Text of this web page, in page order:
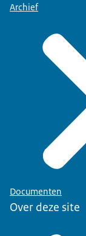
Archief
Documenten
Over deze site